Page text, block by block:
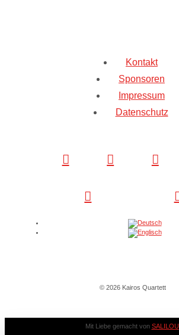
Kontakt
Sponsoren
Impressum
Datenschutz
© 2026 Kairos Quartett
Mit Liebe gemacht von SALILOU